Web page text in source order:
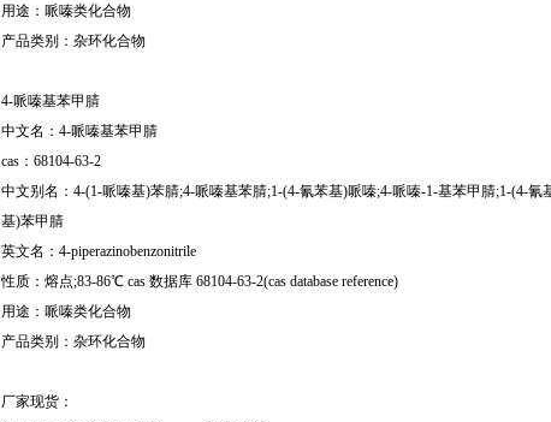
用途：哌嗪类化合物
产品类别：杂环化合物
4-哌嗪基苯甲腈
中文名：4-哌嗪基苯甲腈
cas：68104-63-2
中文别名：4-(1-哌嗪基)苯腈;4-哌嗪基苯腈;1-(4-氰苯基)哌嗪;4-哌嗪-1-基苯甲腈;1-(4-
基)苯甲腈
英文名：4-piperazinobenzonitrile
性质：熔点;83-86℃ cas 数据库 68104-63-2(cas database reference)
用途：哌嗪类化合物
产品类别：杂环化合物
厂家现货：